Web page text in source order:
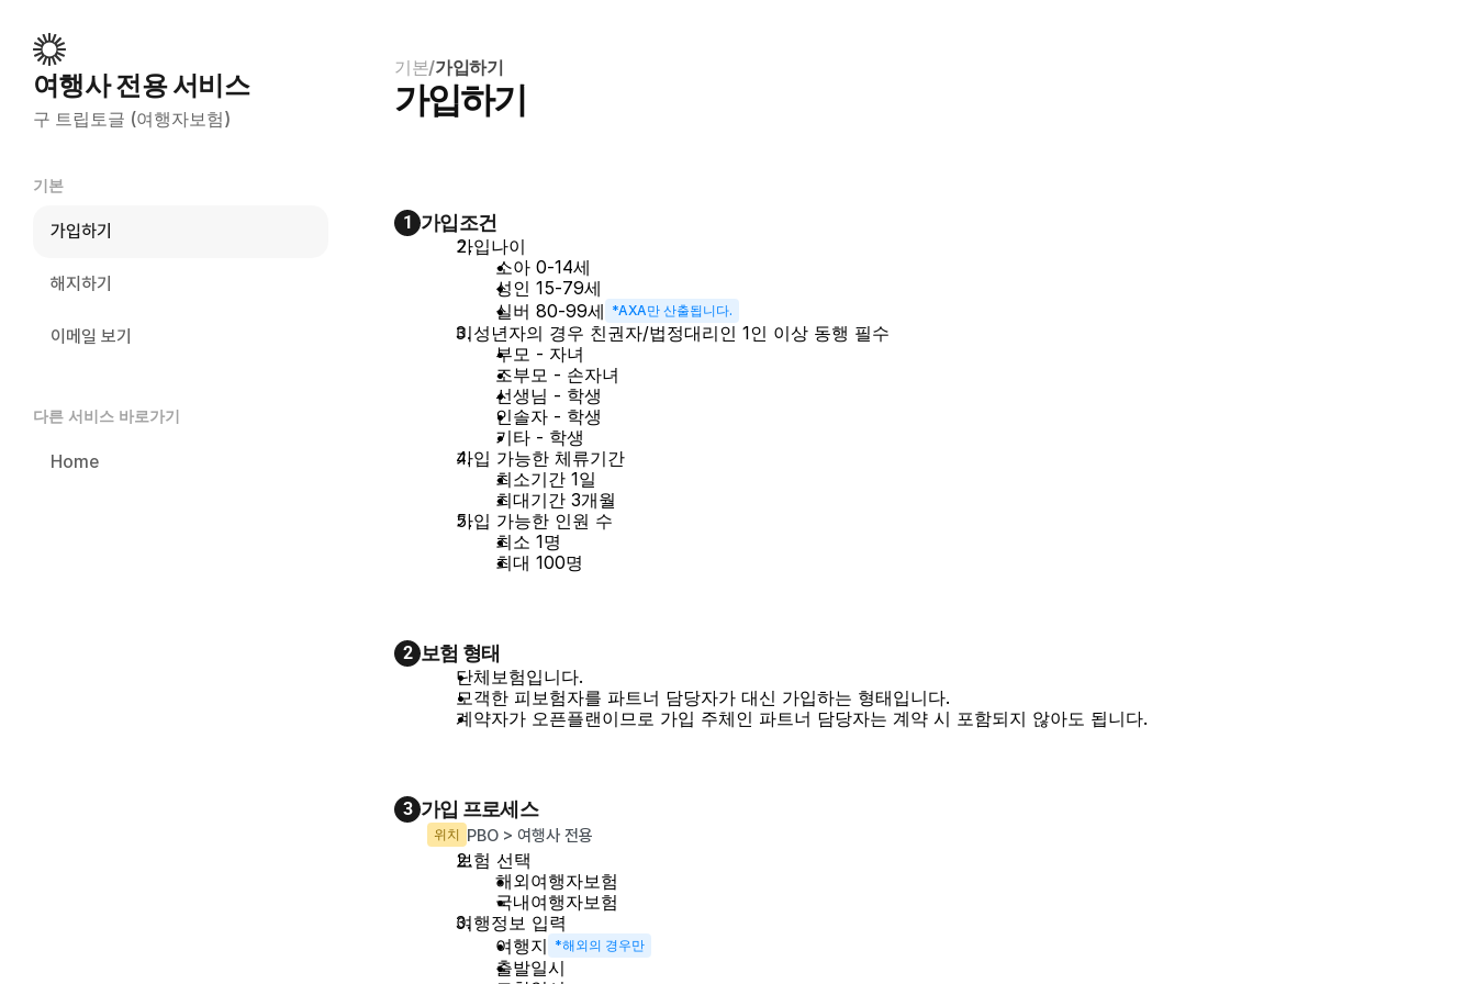
여행사 전용 서비스
구 트립토글 (여행자보험)
기본
가입하기
해지하기
이메일 보기
다른 서비스 바로가기
Home
기본/가입하기
가입하기
1 가입조건
가입나이
소아 0-14세
성인 15-79세
실버 80-99세 *AXA만 산출됩니다.
미성년자의 경우 친권자/법정대리인 1인 이상 동행 필수
부모 - 자녀
조부모 - 손자녀
선생님 - 학생
인솔자 - 학생
기타 - 학생
가입 가능한 체류기간
최소기간 1일
최대기간 3개월
가입 가능한 인원 수
최소 1명
최대 100명
2 보험 형태
단체보험입니다.
모객한 피보험자를 파트너 담당자가 대신 가입하는 형태입니다.
계약자가 오픈플랜이므로 가입 주체인 파트너 담당자는 계약 시 포함되지 않아도 됩니다.
3 가입 프로세스
위치 PBO > 여행사 전용
보험 선택
해외여행자보험
국내여행자보험
여행정보 입력
여행지 *해외의 경우만
출발일시